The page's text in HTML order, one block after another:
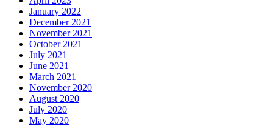
January 2022
December 2021
November 2021
October 2021
July 2021
June 2021
March 2021
November 2020
August 2020
July 2020
May 2020